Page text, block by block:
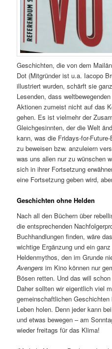
Geschichten, die von dem
Dot (Mitgründer ist u.a. Iacopo
illustriert wurden, schärft sie
Lesenden, dass
Aktionen zumeist nicht auf das
gehen. Es ist vielmehr der
Gleichgesinnten, der die Welt
kann, was die Fridays-for-
zu beweisen bzw. anzuleiern
was uns allen nur zu wünschen
sich in ihrer Fortsetzung
eine Fortsetzung geben wird,
Geschichten ohne Helden
Nach all den Büchern über
die entsprechenden
Buchhandlungen finden, wäre
wichtige Ergänzung und ein
Heldenmythos, den im Grunde
Avengers im Kino können nur
Bösen retten. Und das will
Daher sollten wir eigentlich viel
gemeinschaftlichen
Leben holen. Denn jeder kann
und etwas bewegen – am
wieder freitags für das Klima!